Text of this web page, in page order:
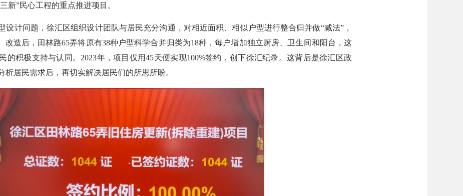
新”民心工程的重点推进项目。
计问题，徐汇区组织设计团队与居民充分沟通，对相近面积、相似户型进行整合归并做“减法”，
改造后，田林路65弄将原有38种户型科学合并归类为18种，每户增加独立厨房、卫生间和阳台，这
的积极支持与认同。2023年，项目仅用45天便实现100%签约，创下徐汇纪录。这背后是徐汇区政
析居民需求后，再切实解决居民们的所思所盼。